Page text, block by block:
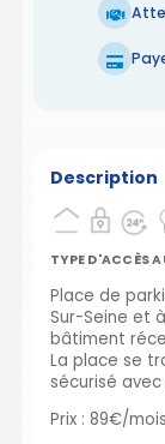
Description
TYPE D'ACCÈS
Place de
Sur-Seine et
bâtiment
La place se
sécurisé
Prix : 89€/mois